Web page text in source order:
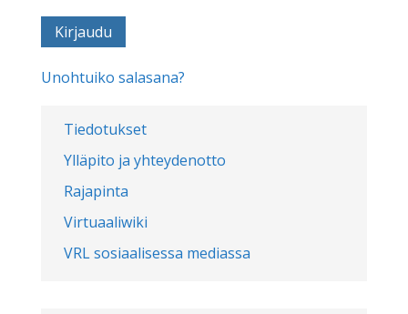
Tiedotukset
Ylläpito ja yhteydenotto
Rajapinta
Virtuaaliwiki
VRL sosiaalisessa mediassa
Unohtuiko salasana?